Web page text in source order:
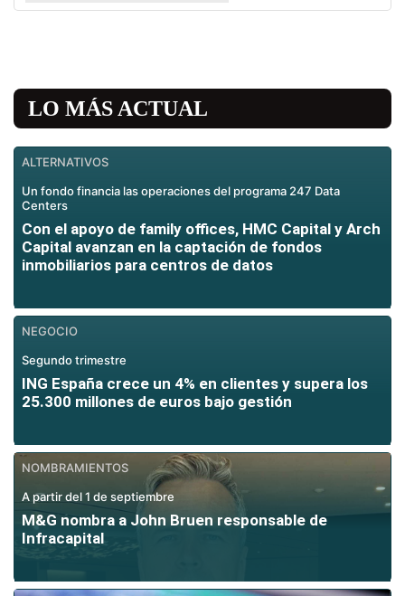
LO MÁS ACTUAL
ALTERNATIVOS
Un fondo financia las operaciones del programa 247 Data
Centers
Con el apoyo de family offices, HMC Capital y Arch
Capital avanzan en la captación de fondos
inmobiliarios para centros de datos
NEGOCIO
Segundo trimestre
ING España crece un 4% en clientes y supera los
25.300 millones de euros bajo gestión
NOMBRAMIENTOS
A partir del 1 de septiembre
M&G nombra a John Bruen responsable de
Infracapital